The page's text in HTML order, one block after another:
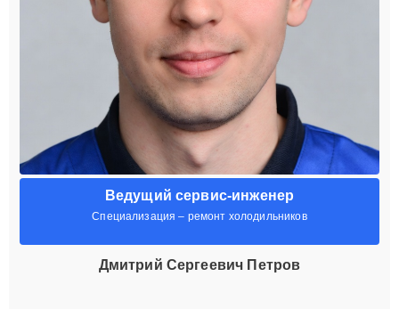
Ведущий сервис-инженер
Специализация – ремонт холодильников
Дмитрий Сергеевич Петров